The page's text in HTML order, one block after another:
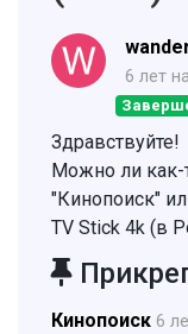
6 лет
Здравствуйте!
Можно ли как-
"Кинопоиск"
TV Stick 4k (в
Кинопоиск 6